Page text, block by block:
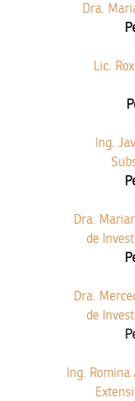
Dra.
Lic.
Ing.
Dra.
de
Dra.
de
Ing.